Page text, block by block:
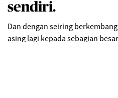
sendiri.
Dan dengan seiring
asing lagi kepada sebagian